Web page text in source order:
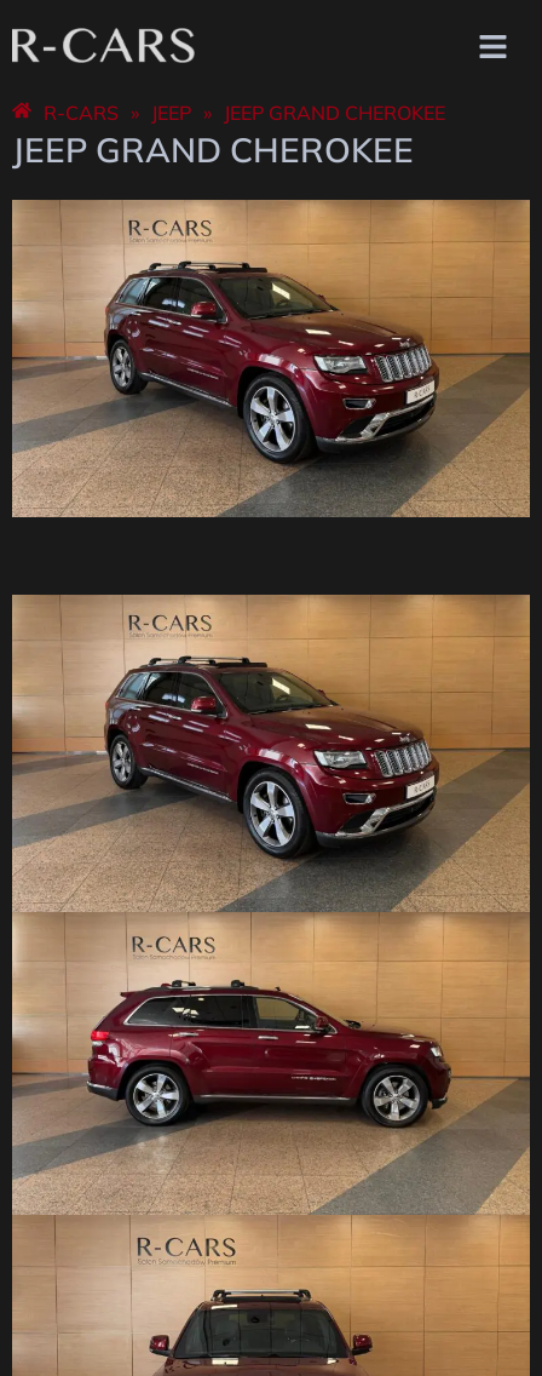
R-CARS » JEEP » JEEP GRAND CHEROKEE
JEEP GRAND CHEROKEE